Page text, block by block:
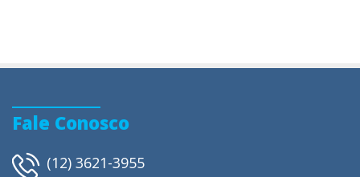
Fale Conosco
(12) 3621-3955